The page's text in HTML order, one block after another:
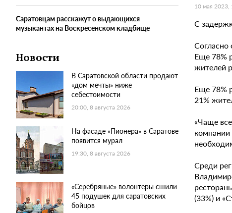
Саратовцам расскажут о выдающихся
музыкантах на Воскресенском кладбище
Новости
В Саратовской области продают
«дом мечты» ниже
себестоимости
20:00, 8 августа 2026
На фасаде «Пионера» в Саратове
появится мурал
19:30, 8 августа 2026
«Серебряные» волонтеры сшили
45 подушек для саратовских
бойцов
10 мая 2023,
С
Согласно
Еще 78%
жителей
Еще 78%
21%
«Чаще
компании
Среди
(33%) и